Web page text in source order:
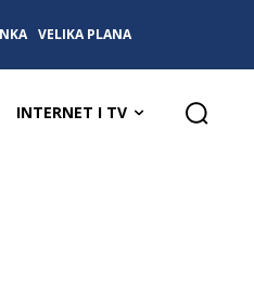
VELIKA PLANA
INTERNET I TV